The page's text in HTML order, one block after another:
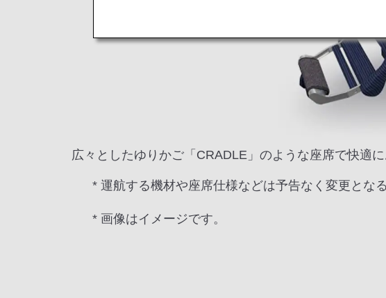
広々としたゆりかご「CRADLE」のような座席で快適に
* 運航する機材や座席仕様などは予告なく変更とな
* 画像はイメージです。